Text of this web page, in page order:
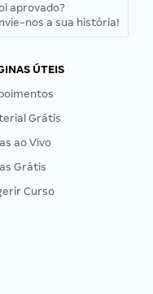
aprovado?
nos a sua história!
ÚTEIS
Grátis
ao Vivo
Grátis
Curso